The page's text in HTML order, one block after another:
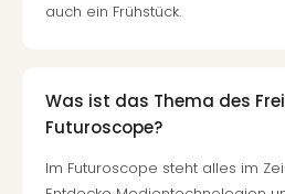
auch ein Frühstück.
Was ist das Thema des
Futuroscope?
Im Futuroscope steht alles im